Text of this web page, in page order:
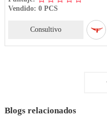
Vendido: 0 PCS
Consultivo
Blogs relacionados